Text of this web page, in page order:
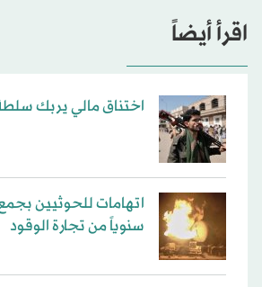
اقرأ أيضاً
اختناق مالي يربك
سنوياً من تجارة الوقود